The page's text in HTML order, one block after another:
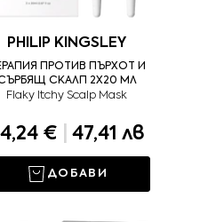
PHILIP KINGSLEY
ПРОТИВ ПЪРХОТ И
СКАЛП 2X20 МЛ
Flaky Itchy Scalp Mask
€ 47,41 лв
ДОБАВИ